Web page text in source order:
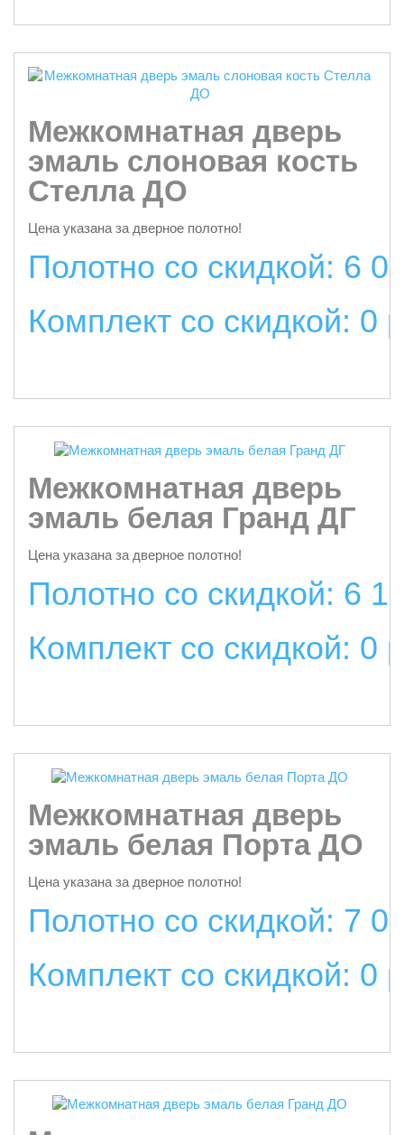
Межкомнатная дверь
эмаль слоновая кость
Стелла ДО
Цена указана за дверное полотно!
Полотно со скидкой: 6
Комплект со скидкой: 0
Межкомнатная дверь
эмаль белая Гранд ДГ
Цена указана за дверное полотно!
Полотно со скидкой: 6
Комплект со скидкой: 0
Межкомнатная дверь
эмаль белая Порта ДО
Цена указана за дверное полотно!
Полотно со скидкой: 7
Комплект со скидкой: 0